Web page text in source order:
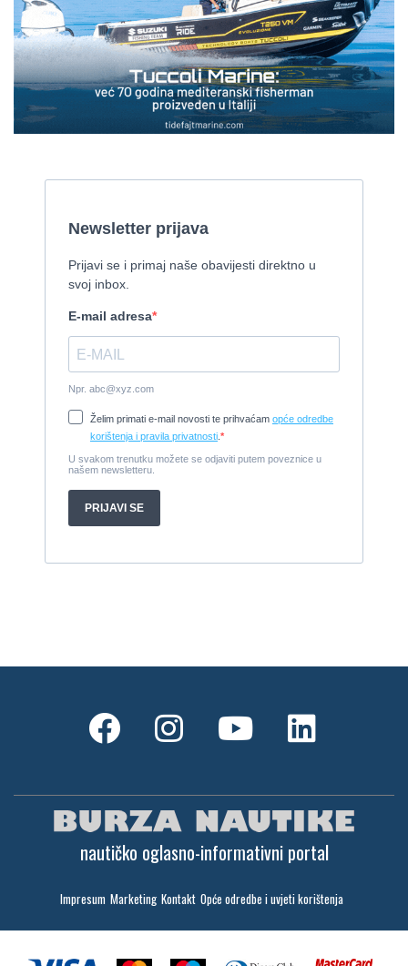
nautičko oglasno-informativni portal
Impresum Marketing Kontakt Opće odredbe i uvjeti korištenja